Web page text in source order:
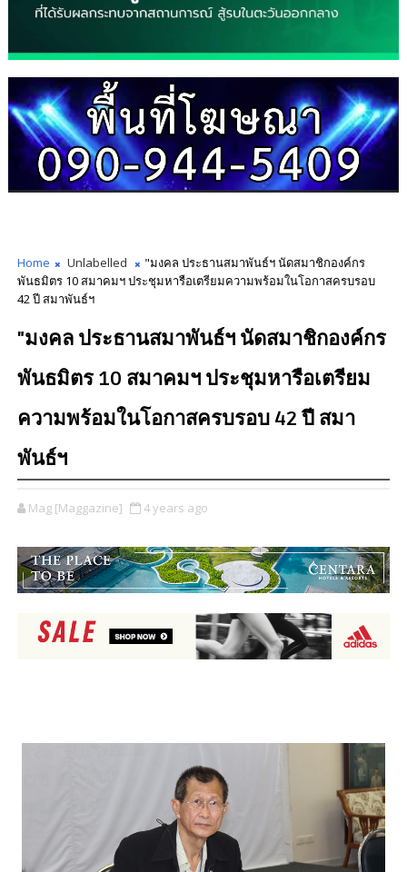
Home Unlabelled
"มงคล ประธานสมาพันธ์ฯ นัดสมาชิกองค์กร
พันธมิตร 10 สมาคมฯ ประชุมหารือเตรียมความพร้อมในโอกาสครบรอบ
42 ปี สมาพันธ์ฯ
"มงคล ประธานสมาพันธ์ฯ นัดสมาชิกองค์กร
พันธมิตร 10 สมาคมฯ ประชุมหารือเตรียม
ความพร้อมในโอกาสครบรอบ 42 ปี สมา
พันธ์ฯ
Mag [Maggazine] 4 years ago